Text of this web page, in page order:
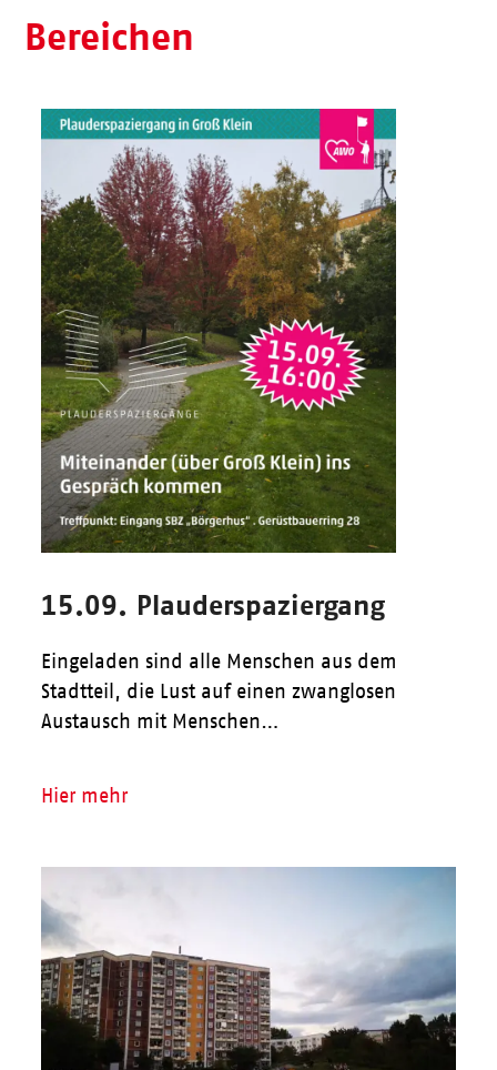
Bereichen
15.09. Plauderspaziergang
Eingeladen sind alle Menschen aus dem
Stadtteil, die Lust auf einen zwanglosen
Austausch mit Menschen…
Hier mehr